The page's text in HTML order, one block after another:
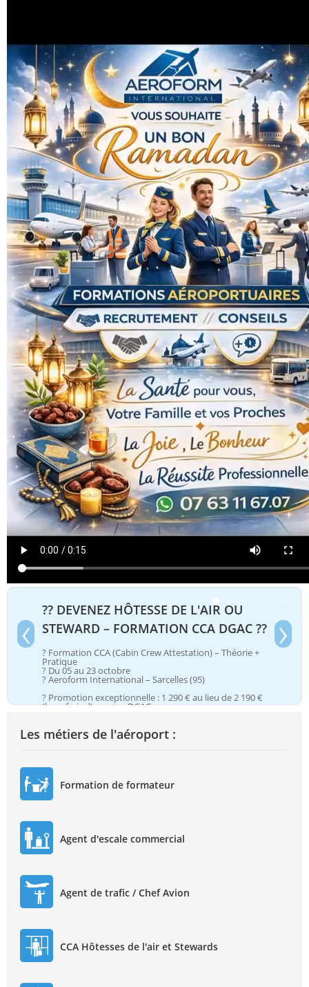
?? DEVENEZ HÔTESSE DE L'AIR OU
STEWARD – FORMATION CCA DGAC ??
? Formation CCA (Cabin Crew Attestation) – Théorie +
Pratique
? Du 05 au 23 octobre
? Aeroform International – Sarcelles (95)
? Promotion exceptionnelle : 1 290 € au lieu de 2 190 €
(hors frais d'examen DGAC
‹ ›
Les métiers de l'aéroport :
Formation de formateur
Agent d'escale commercial
Agent de trafic / Chef Avion
CCA Hôtesses de l'air et Stewards